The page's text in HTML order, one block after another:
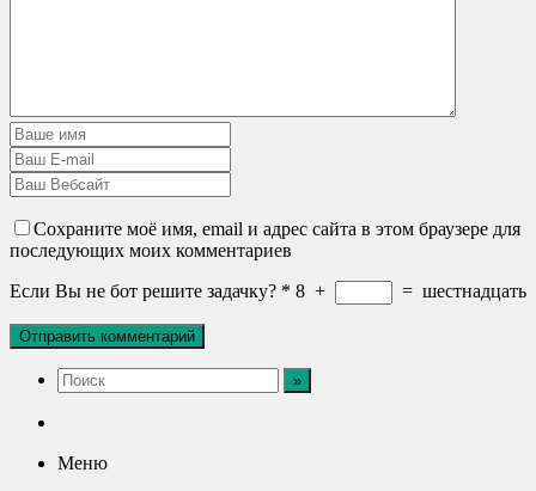
Сохраните моё имя, email и адрес сайта в этом браузере для
последующих моих комментариев
Если Вы не бот решите задачку? * 8 + = шестнадцать
Меню